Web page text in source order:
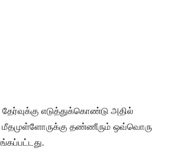
எடுத்துக்கொண்டு அதில்
மீதமுள்ளோருக்கு தண்ணீரும் ஒவ்வொரு